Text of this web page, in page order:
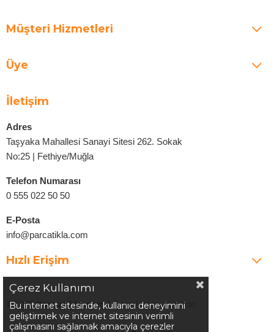
Müşteri Hizmetleri
Üye
İletişim
Adres
Taşyaka Mahallesi Sanayi Sitesi 262. Sokak
No:25 | Fethiye/Muğla
Telefon Numarası
0 555 022 50 50
E-Posta
info@parcatikla.com
Hızlı Erişim
©2025Parcatikla.com| Tüm Hakları Saklıdır.
Çerez Kullanımı
Bu internet sitesinde, kullanıcı deneyimini
geliştirmek ve internet sitesinin verimli
çalışmasını sağlamak amacıyla çerezler